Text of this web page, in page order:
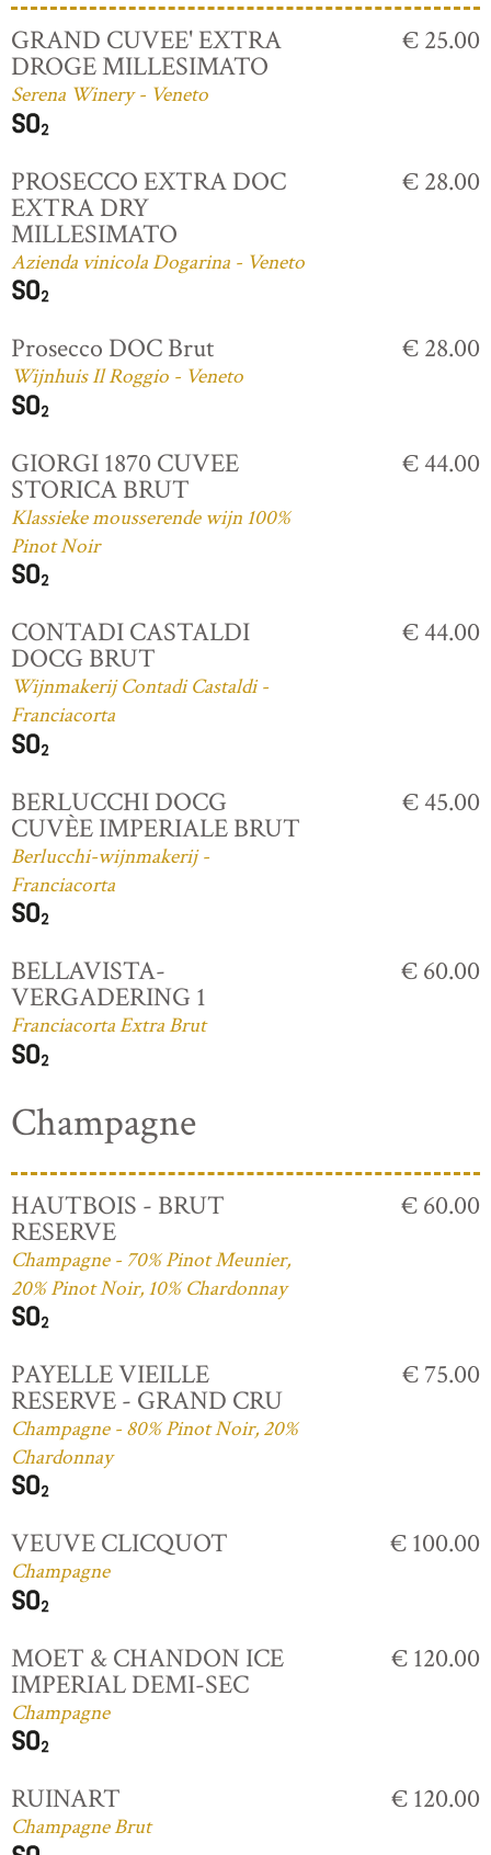
GRAND CUVEE' EXTRA
DROGE MILLESIMATO
Serena Winery - Veneto
€ 25.00
PROSECCO EXTRA DOC
EXTRA DRY
MILLESIMATO
Azienda vinicola Dogarina - Veneto
€ 28.00
Prosecco DOC Brut
Wijnhuis Il Roggio - Veneto
€ 28.00
GIORGI 1870 CUVEE
STORICA BRUT
Klassieke mousserende wijn 100%
Pinot Noir
€ 44.00
CONTADI CASTALDI
DOCG BRUT
Wijnmakerij Contadi Castaldi -
Franciacorta
€ 44.00
BERLUCCHI DOCG
CUVÈE IMPERIALE BRUT
Berlucchi-wijnmakerij -
Franciacorta
€ 45.00
BELLAVISTA-
VERGADERING 1
Franciacorta Extra Brut
€ 60.00
Champagne
HAUTBOIS - BRUT
RESERVE
Champagne - 70% Pinot Meunier,
20% Pinot Noir, 10% Chardonnay
€ 60.00
PAYELLE VIEILLE
RESERVE - GRAND CRU
Champagne - 80% Pinot Noir, 20%
Chardonnay
€ 75.00
VEUVE CLICQUOT
Champagne
€ 100.00
MOET & CHANDON ICE
IMPERIAL DEMI-SEC
Champagne
€ 120.00
RUINART
Champagne Brut
€ 120.00